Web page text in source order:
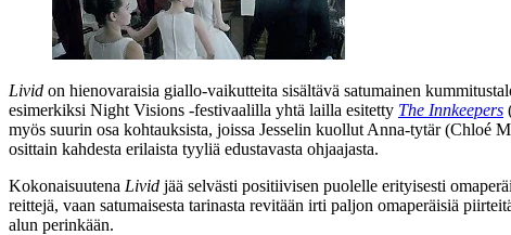
Livid on hienovaraisia giallo-vaikutteita sisältävä satumainen
esimerkiksi Night Visions ‑festivaalilla yhtä lailla esitetty The Innkeepers
myös suurin osa kohtauksista, joissa Jesselin kuollut Anna-tytär (Chloé
osittain kahdesta erilaista tyyliä edustavasta ohjaajasta.
Kokonaisuutena Livid jää selvästi positiivisen puolelle erityisesti
reittejä, vaan satumaisesta tarinasta revitään irti paljon omaperäisiä
alun perinkään.